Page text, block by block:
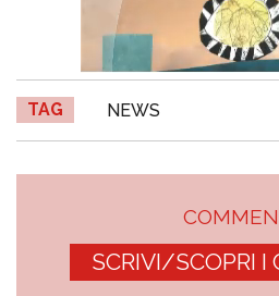
TAG NEWS
SCRIVI/SCOPRI I